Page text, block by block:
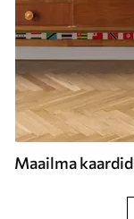
Maailma kaardid